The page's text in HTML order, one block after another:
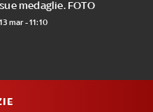
sue medaglie. FOTO
13 mar - 11:10